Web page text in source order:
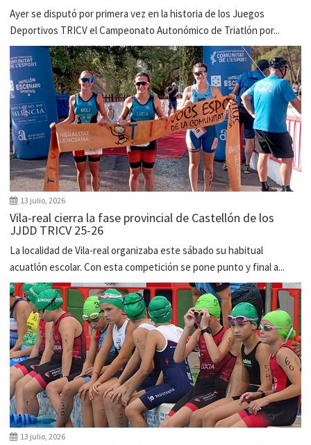
Ayer se disputó por primera vez en la historia de los Juegos
Deportivos TRICV el Campeonato Autonómico de Triatlón por...
13 julio, 2026
Vila-real cierra la fase provincial de Castellón de los
JJDD TRICV 25-26
La localidad de Vila-real organizaba este sábado su habitual
acuatlón escolar. Con esta competición se pone punto y final a...
13 julio, 2026